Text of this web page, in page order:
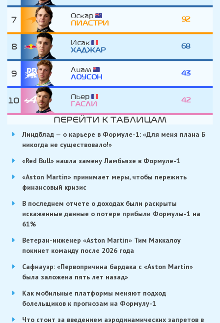
7
Оскар
ПИАСТРИ
92
8
Исак
ХАДЖАР
68
9
Лиам
ЛОУСОН
43
10
Пьер
ГАСЛИ
42
ПЕРЕЙТИ К ТАБЛИЦАМ
Линдблад — о карьере в Формуле-1: «Для меня плана Б
никогда не существовало!»
«Red Bull» нашла замену Ламбьязе в Формуле-1
«Aston Martin» принимает меры, чтобы пережить
финансовый кризис
В последнем отчете о доходах были раскрыты
искаженные данные о потере прибыли Формулы-1 на
61%
Ветеран-инженер «Aston Martin» Тим Маккалоу
покинет команду после 2026 года
Сафнауэр: «Первопричина бардака с «Aston Martin»
была заложена пять лет назад»
Как мобильные платформы меняют подход
болельщиков к прогнозам на Формулу-1
Что стоит за введением аэродинамических запретов в